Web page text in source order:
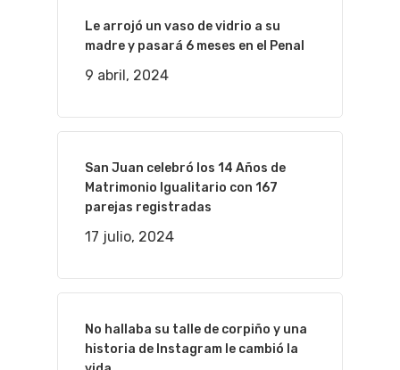
Le arrojó un vaso de vidrio a su
madre y pasará 6 meses en el Penal
9 abril, 2024
San Juan celebró los 14 Años de
Matrimonio Igualitario con 167
parejas registradas
17 julio, 2024
No hallaba su talle de corpiño y una
historia de Instagram le cambió la